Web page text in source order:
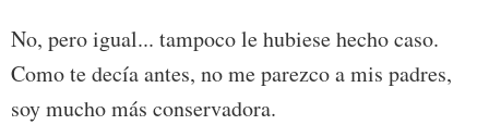
No, pero igual... tampoco le hubiese hecho caso.
Como te decía antes, no me parezco a mis padres,
soy mucho más conservadora.